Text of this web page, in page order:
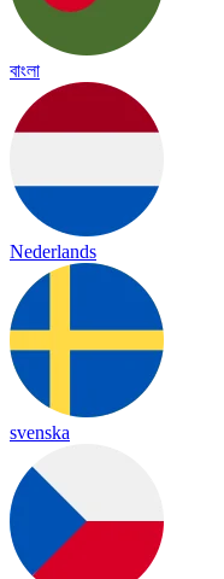
বাংলা
Nederlands
svenska